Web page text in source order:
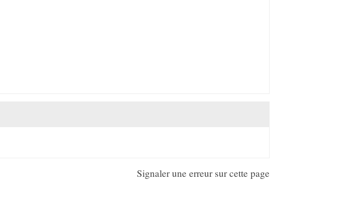
Signaler une erreur sur cette page